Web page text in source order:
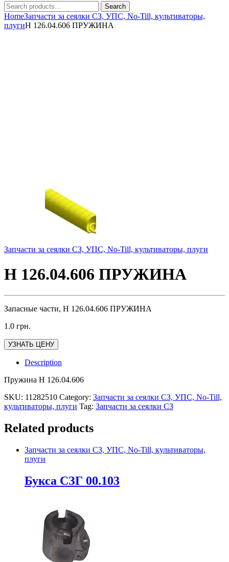
Search
for:
Search
HomeЗапчасти за сеялки СЗ, УПС, No-Till, культиваторы,
плугиН 126.04.606 ПРУЖИНА
Запчасти за сеялки СЗ, УПС, No-Till, культиваторы, плуги
Н 126.04.606 ПРУЖИНА
Запасные части, Н 126.04.606 ПРУЖИНА
1.0 грн.
УЗНАТЬ ЦЕНУ
Description
Пружина Н 126.04.606
SKU: 11282510 Category: Запчасти за сеялки СЗ, УПС, No-Till,
культиваторы, плуги Tag: Запчасти за сеялки СЗ
Related products
Запчасти за сеялки СЗ, УПС, No-Till, культиваторы,
плуги
Букса СЗГ 00.103